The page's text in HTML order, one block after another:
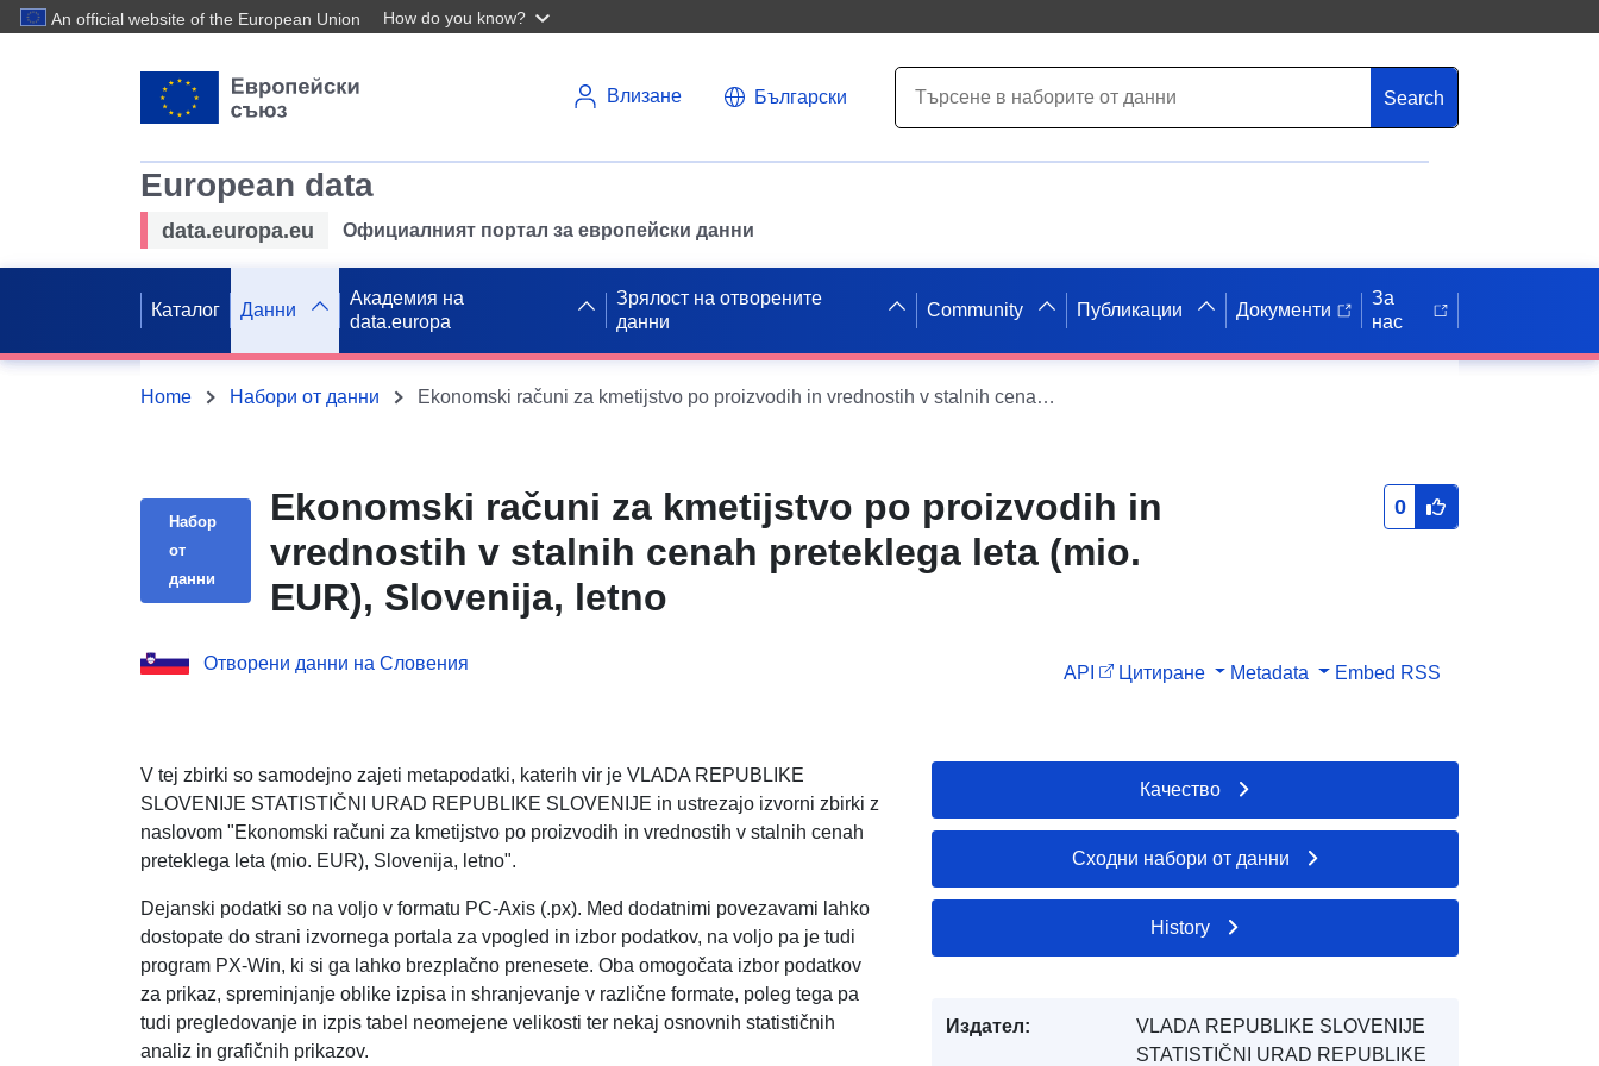
An official website of the European Union How do you know?
Влизане Български Search
European data
data.europa.eu Официалният портал за европейски данни
Каталог Данни
Академия на
data.europa
Зрялост на отворените
данни
Community Публикации Документи
За
нас
Home Набори от данни Ekonomski računi za kmetijstvo po proizvodih in vrednostih v stalnih cenah preteklega leta (mio. EUR), Slovenija, letno
Набор
от
данни
Ekonomski računi za kmetijstvo po proizvodih in
vrednostih v stalnih cenah preteklega leta (mio.
EUR), Slovenija, letno
0
Отворени данни на Словения API Цитиране Metadata Embed RSS
V tej zbirki so samodejno zajeti metapodatki, katerih vir je VLADA REPUBLIKE
SLOVENIJE STATISTIČNI URAD REPUBLIKE SLOVENIJE in ustrezajo izvorni zbirki z
naslovom "Ekonomski računi za kmetijstvo po proizvodih in vrednostih v stalnih cenah
preteklega leta (mio. EUR), Slovenija, letno".
Dejanski podatki so na voljo v formatu PC-Axis (.px). Med dodatnimi povezavami lahko
dostopate do strani izvornega portala za vpogled in izbor podatkov, na voljo pa je tudi
program PX-Win, ki si ga lahko brezplačno prenesete. Oba omogočata izbor podatkov
za prikaz, spreminjanje oblike izpisa in shranjevanje v različne formate, poleg tega pa
tudi pregledovanje in izpis tabel neomejene velikosti ter nekaj osnovnih statističnih
analiz in grafičnih prikazov.
Качество
Сходни набори от данни
History
Издател:
VLADA REPUBLIKE SLOVENIJE
STATISTIČNI URAD REPUBLIKE